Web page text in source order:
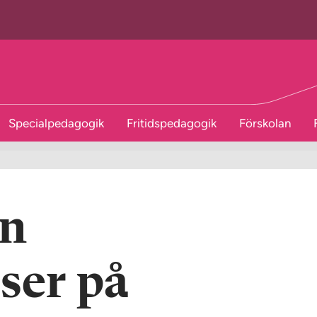
Specialpedagogik Fritidspedagogik Förskolan
på